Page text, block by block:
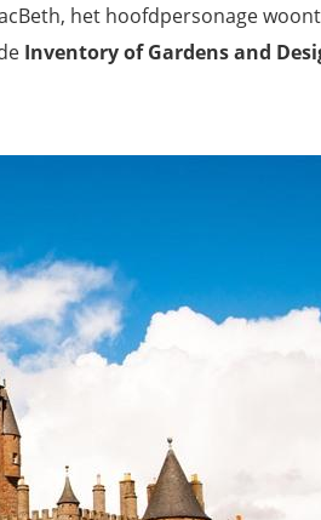
het hoofdpersonage
Inventory of Gardens and